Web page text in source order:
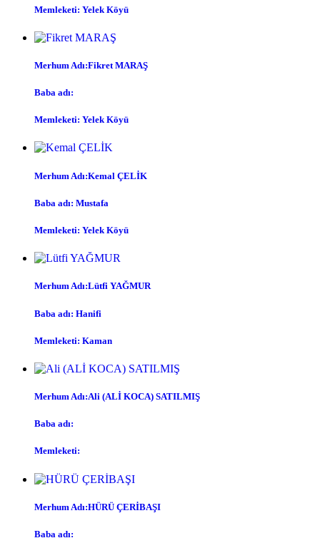
Memleketi: Yelek Köyü
Merhum Adı:Fikret MARAŞ
Baba adı:
Memleketi: Yelek Köyü
Merhum Adı:Kemal ÇELİK
Baba adı: Mustafa
Memleketi: Yelek Köyü
Merhum Adı:Lütfi YAĞMUR
Baba adı: Hanifi
Memleketi: Kaman
Merhum Adı:Ali (ALİ KOCA) SATILMIŞ
Baba adı:
Memleketi:
Merhum Adı:HÜRÜ ÇERİBAŞI
Baba adı: